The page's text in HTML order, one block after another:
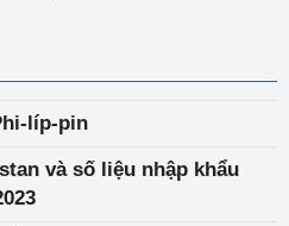
líp-pin
và số liệu nhập khẩu